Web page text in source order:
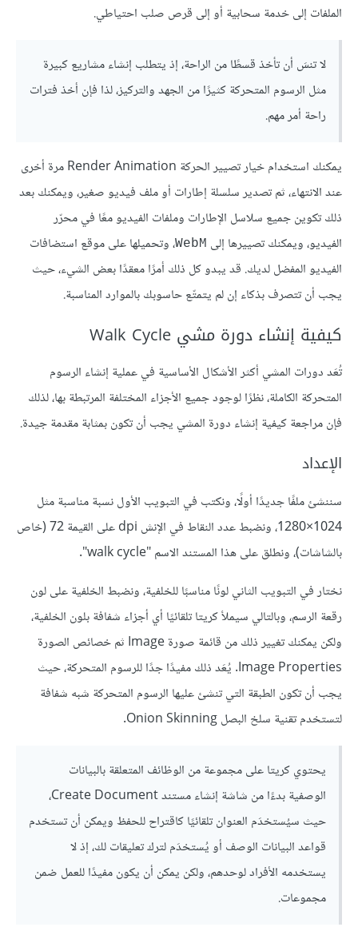
الملفات إلى خدمة سحابية أو إلى قرص صلب احتياطي.
لا تنسَ أن تأخذ قسطًا من الراحة، إذ يتطلب إنشاء مشاريع كبيرة
مثل الرسوم المتحركة كثيرًا من الجهد والتركيز، لذا فإن أخذ فترات
راحة أمر مهم.
يمكنك استخدام خيار تصيير الحركة Render Animation مرة أخرى
عند الانتهاء، ثم تصدير سلسلة إطارات أو ملف فيديو صغير، ويمكنك بعد
ذلك تكوين جميع سلاسل الإطارات وملفات الفيديو معًا في محرّر
الفيديو، ويمكنك تصييرها إلى WebM، وتحميلها على موقع استضافات
الفيديو المفضل لديك. قد يبدو كل ذلك أمرًا معقدًا بعض الشيء، حيث
يجب أن تتصرف بذكاء إن لم يتمتّع حاسوبك بالموارد المناسبة.
كيفية إنشاء دورة مشي Walk Cycle
تُعَد دورات المشي أكثر الأشكال الأساسية في عملية إنشاء الرسوم
المتحركة الكاملة، نظرًا لوجود جميع الأجزاء المختلفة المرتبطة بها، لذلك
فإن مراجعة كيفية إنشاء دورة المشي يجب أن تكون بمثابة مقدمة جيدة.
الإعداد
سننشئ ملفًا جديدًا أولًا، ونكتب في التبويب الأول نسبة مناسبة مثل
1280‎×1024، ونضبط عدد النقاط في الإنش dpi على القيمة 72 (خاص
بالشاشات)، ونطلق على هذا المستند الاسم "walk cycle".
نختار في التبويب الثاني لونًا مناسبًا للخلفية، ونضبط الخلفية على لون
رقعة الرسم، وبالتالي سيملأ كريتا تلقائيًا أي أجزاء شفافة بلون الخلفية،
ولكن يمكنك تغيير ذلك من قائمة صورة Image ثم خصائص الصورة
Image Properties. يُعَد ذلك مفيدًا جدًا للرسوم المتحركة، حيث
يجب أن تكون الطبقة التي تنشئ عليها الرسوم المتحركة شبه شفافة
لتستخدم تقنية سلخ البصل Onion Skinning.
يحتوي كريتا على مجموعة من الوظائف المتعلقة بالبيانات
الوصفية بدءًا من شاشة إنشاء مستند Create Document،
حيث سيُستخدَم العنوان تلقائيًا كاقتراح للحفظ ويمكن أن تستخدم
قواعد البيانات الوصف أو يُستخدَم لترك تعليقات لك، إذ لا
يستخدمه الأفراد لوحدهم، ولكن يمكن أن يكون مفيدًا للعمل ضمن
مجموعات.